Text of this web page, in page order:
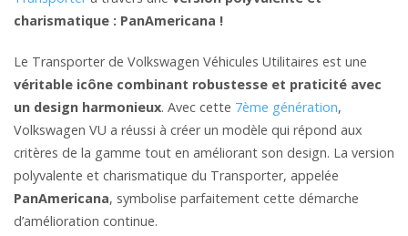
charismatique : PanAmericana !
Le Transporter de Volkswagen Véhicules Utilitaires est une
véritable icône combinant robustesse et praticité avec
un design harmonieux. Avec cette 7ème génération,
Volkswagen VU a réussi à créer un modèle qui répond aux
critères de la gamme tout en améliorant son design. La version
polyvalente et charismatique du Transporter, appelée
PanAmericana, symbolise parfaitement cette démarche
d’amélioration continue.